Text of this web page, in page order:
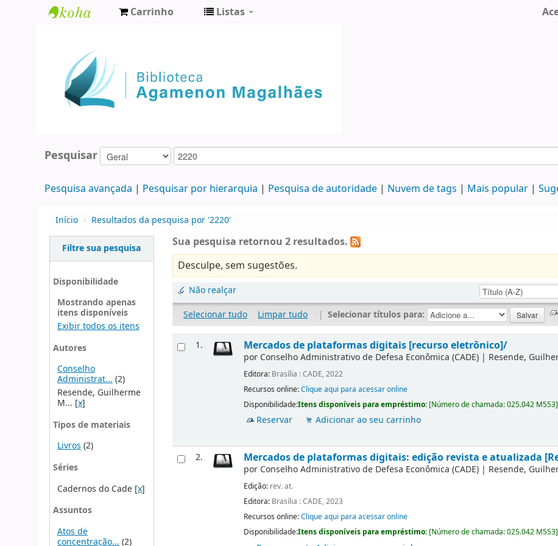
Agamenon
Magalhães
Carrinho Listas
Pesquisar
Pesquisa avançada Pesquisar por hierarquia Pesquisa de autoridade Nuvem de tags Mais popular
Início › Resultados da pesquisa por '2220'
Filtre sua pesquisa
Disponibilidade
Mostrando apenas
itens disponíveis
Exibir todos os itens
Autores
Conselho
Administrat...(2)
Resende, Guilherme
M... [x]
Tipos de materiais
Livros(2)
Séries
Cadernos do Cade[x]
Assuntos
Atos de
concentração... (2)
Sua pesquisa retornou 2 resultados.
Desculpe, sem sugestões.
Não realçar
Selecionar tudo
Limpar tudo | Selecionar títulos para:
1. Mercados de plataformas digitais [recurso eletrônico]/
por Conselho Administrativo de Defesa Econômica (CADE) | Resende,
Editora: Brasília : CADE, 2022
Recursos online:Clique aqui para acessar online
Disponibilidade:Itens disponíveis para empréstimo: [Número de chamada:025.042 M553
Reservar Adicionar ao seu carrinho
2. Mercados de plataformas digitais: edição revista e atualizada
por Conselho Administrativo de Defesa Econômica (CADE) | Resende,
Edição: rev. at.
Editora: Brasília : CADE, 2023
Recursos online:Clique aqui para acessar online
Disponibilidade:Itens disponíveis para empréstimo: [Número de chamada:025.042 M553